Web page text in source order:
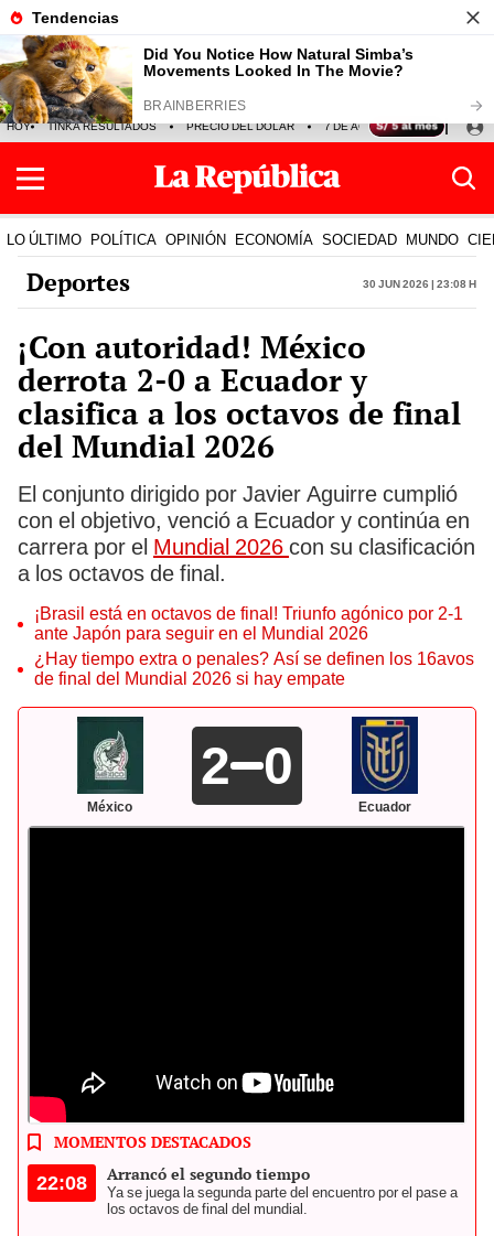
HOY TINKA RESULTADOS PRECIO DEL DÓLAR 7 DE AGOSTO OLLANTA
LO ÚLTIMO POLÍTICA OPINIÓN ECONOMÍA SOCIEDAD MUNDO
Deportes 30 Jun 2026 | 23:08 h
¡Con autoridad! México
derrota 2-0 a Ecuador y
clasifica a los octavos de final
del Mundial 2026
El conjunto dirigido por Javier Aguirre cumplió
con el objetivo, venció a Ecuador y continúa en
carrera por el Mundial 2026 con su clasificación
a los octavos de final.
¡Brasil está en octavos de final! Triunfo agónico por 2-1
ante Japón para seguir en el Mundial 2026
¿Hay tiempo extra o penales? Así se definen los 16avos
de final del Mundial 2026 si hay empate
México
2 0
Ecuador
México y Ecuador se enfrentan por los 16avos de final del Mundial
2026. Foto: DSports | AFP
MOMENTOS DESTACADOS
22:08 Arrancó el segundo tiempo
Ya se juega la segunda parte del encuentro por el pase a
los octavos de final del mundial.